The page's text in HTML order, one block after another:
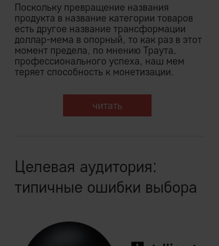
Поскольку превращение названия
продукта в название категории товаров
есть другое название трансформации
доллар-мема в опорный, то как раз в этот
момент предела, по мнению Траута,
профессионального успеха, наш мем
теряет способность к монетизации.
читать
Целевая аудитория:
типичные ошибки выбора